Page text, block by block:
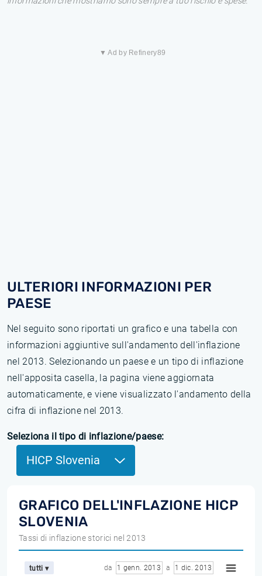
▼ Ad by Refinery89
ULTERIORI INFORMAZIONI PER
PAESE
Nel seguito sono riportati un grafico e una tabella con
informazioni aggiuntive sull'andamento dell'inflazione
nel 2013. Selezionando un paese e un tipo di inflazione
nell'apposita casella, la pagina viene aggiornata
automaticamente, e viene visualizzato l'andamento della
cifra di inflazione nel 2013.
Seleziona il tipo di inflazione/paese:
HICP Slovenia
GRAFICO DELL'INFLAZIONE HICP
SLOVENIA
Tassi di inflazione storici nel 2013
tutti ▾ da 1 genn. 2013 a 1 dic. 2013